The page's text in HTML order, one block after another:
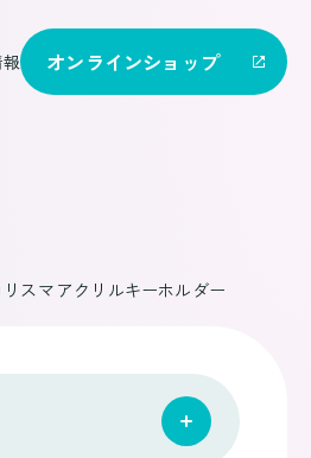
報 オンラインショップ
リスマ アクリルキーホルダー